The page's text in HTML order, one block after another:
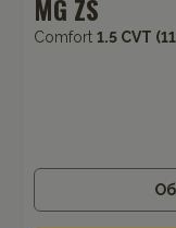
MG ZS
Comfort 1.5 CVT